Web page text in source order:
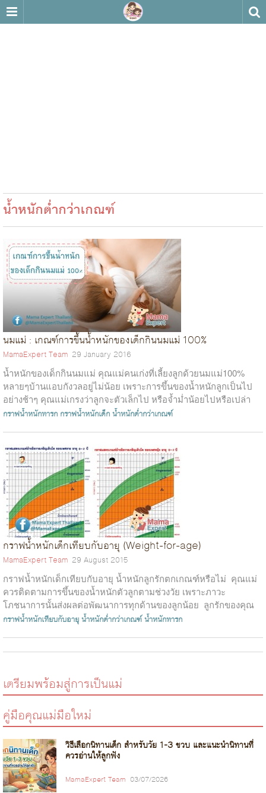
น้ำหนักต่ำกว่าเกณฑ์
นมแม่ : เกณฑ์การขึ้นน้ำหนักของเด็กกินนมแม่ 100%
MamaExpert Team 29 January 2016
น้ำหนักของเด็กกินนมแม่ คุณแม่คนเก่งที่เลี้ยงลูกด้วยนมแม่100%
หลายๆบ้านแอบกังวลอยู่ไม่น้อย เพราะการขึ้นของน้ำหนักลูกเป็นไป
อย่างช้าๆ คุณแม่เกรงว่าลูกจะตัวเล็กไป หรือจ้ำม่ำน้อยไปหรือเปล่า
อยากให้ลูก...
กราฟน้ำหนักทารก กราฟน้ำหนักเด็กน้ำหนักต่ำกว่าเกณฑ์
กราฟน้ำหนักเด็กเทียบกับอายุ (Weight-for-age)
MamaExpert Team 29 August 2015
กราฟน้ำหนักเด็กเทียบกับอายุ น้ำหนักลูกรักตกเกณฑ์หรือไม่ คุณแม่
ควรติดตามการขึ้นของน้ำหนักตัวลูกตามช่วงวัย เพราะภาวะ
โภชนาการนั้นส่งผลต่อพัฒนาการทุกด้านของลูกน้อย ลูกรักของคุณ
ตกเกณฑ์ห...
กราฟน้ำหนักเทียบกับอายุน้ำหนักต่ำกว่าเกณฑ์น้ำหนักทารก
เตรียมพร้อมสู่การเป็นแม่
คู่มือคุณแม่มือใหม่
วิธีเลือกนิทานเด็ก สำหรับวัย 1-3 ขวบ และแนะนำนิทานที่
ควรอ่านให้ลูกฟัง
MamaExpert Team 03/07/2026